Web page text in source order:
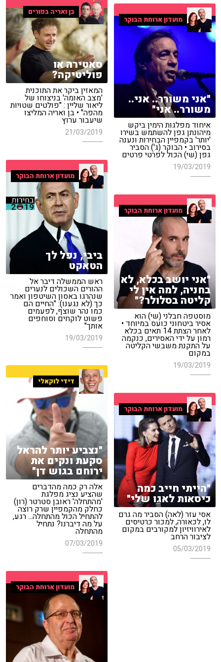
בן ואריה בפורים
סאטירה או
פוליטיקה?
המאזין ביקר את התוכנית
'מצב האומה' בניצוחו של
ליאור שליין : "פולטים שטויות
מהפה" • בן ואריה המליצו
שיעבור ערוץ
21/03/2019
מועדון ארוחת הבוקר
"אני משורר.. אני..
משורר.. אני"
איחוד מפלגות הימין ביקש
מיהונתן גפן להשתמש בשירו
'יותר' בקמפיין הבחירות ונענה
בסירוב • הבוקר (ג') הסביר
גפן (שי) הכול לפרטי פרטים
19/03/2019
מועדון ארוחת הבוקר
ביבי, נפל לך
הטאקט
ראש הממשלה דיבר אל
ההורים השכולים לנערים
שנהרגו באסון השיטפון ואמר
כך (לא נגענו): "החיים הם
כמו נהר שוצף, לפעמים
פשוט לוקחים וסוחפים
אותך"
19/03/2019
מועדון ארוחת הבוקר
"אני יושב בכלא, לא
בחניה, למה אין לי
קליטה בסלולר?"
מוסטפה חבלני (שי) הוא
אסיר ביטחוני כועס במיוחד •
לאחר הצתת 14 תאים בכלא
רמון על ידי האסירים, כנקמה
על התקנת משבשי הקליטה
במקום
19/03/2019
דידי לוקאלי
"נצביע יותר להראל
סקעת ונקים את
ירוחם בגוש דן"
אלה רק כמה מהדברים
שהציע נציג מפלגת
'מהתחלה' ראובן סטרטר (רון)
כחלק מהקמפיין שרק רוצה
להתחיל הכול מהתחלה... רגע,
על מה דיברנו? נתחיל
מהתחלה
07/03/2019
מועדון ארוחת הבוקר
"הייתי חייב כמה
כיסאות לאגו שלי"
אסי עזר (לאה) הסביר מה גרם
לו, לכאורה, למכור כרטיסים
לאירוויזיון למקורבים במקום
לציבור הרחב
05/03/2019
מועדון ארוחת הבוקר